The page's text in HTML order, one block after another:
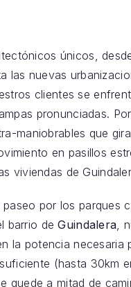
únicos,
las nuevas
clientes se
pronunciadas.
maniobrables que
en pasillos
viviendas de
por los parques
barrio deGuindalera ,
la potencia necesaria
(hasta 30km
quede a mitad de